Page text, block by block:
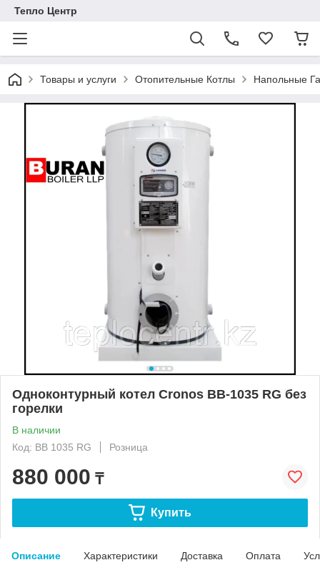
Тепло Центр
Товары и услуги Отопительные Котлы Напольные
Одноконтурный котел Cronos BB-1035 RG без
горелки
В наличии
Код: BB 1035 RG
Розница
880 000 ₸
Купить
Описание Характеристики Доставка Оплата